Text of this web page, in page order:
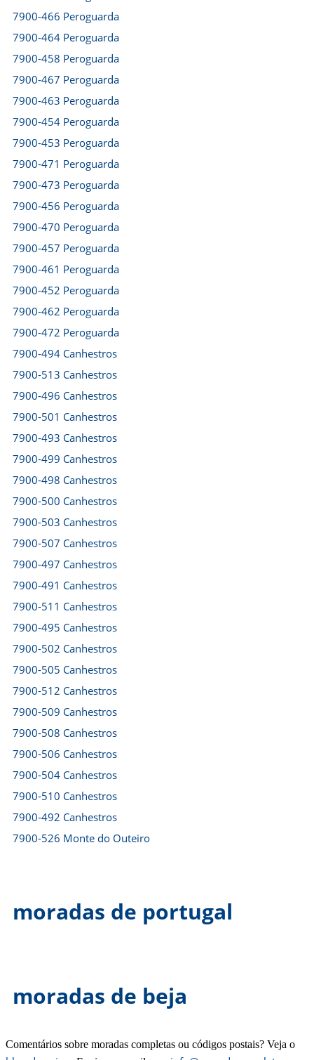
7900-466 Peroguarda
7900-464 Peroguarda
7900-458 Peroguarda
7900-467 Peroguarda
7900-463 Peroguarda
7900-454 Peroguarda
7900-453 Peroguarda
7900-471 Peroguarda
7900-473 Peroguarda
7900-456 Peroguarda
7900-470 Peroguarda
7900-457 Peroguarda
7900-461 Peroguarda
7900-452 Peroguarda
7900-462 Peroguarda
7900-472 Peroguarda
7900-494 Canhestros
7900-513 Canhestros
7900-496 Canhestros
7900-501 Canhestros
7900-493 Canhestros
7900-499 Canhestros
7900-498 Canhestros
7900-500 Canhestros
7900-503 Canhestros
7900-507 Canhestros
7900-497 Canhestros
7900-491 Canhestros
7900-511 Canhestros
7900-495 Canhestros
7900-502 Canhestros
7900-505 Canhestros
7900-512 Canhestros
7900-509 Canhestros
7900-508 Canhestros
7900-506 Canhestros
7900-504 Canhestros
7900-510 Canhestros
7900-492 Canhestros
7900-526 Monte do Outeiro
moradas de portugal
moradas de beja
Comentários sobre moradas completas ou códigos postais? Veja o